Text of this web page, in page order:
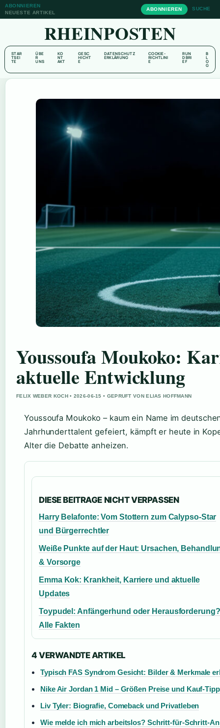
ABONNIEREN
NEUESTE ARTIKEL
ABONNIEREN SUCHE
RHEINPOSTEN
STAR
TSEI
TE
ÜBE
R
UNS
KO
NT
AKT
GESC
HICHT
E
DATENSCHUTZ
ERKLÄRUNG
COOKIE-
RICHTLINI
E
RUN
DBRI
EF
B
L
O
G
Youssoufa Moukoko:
aktuelle Entwicklung
FELIX WEBER KOCH • 2026-06-15 • GEPRUFT VON ELIAS HOFFMANN
Youssoufa Moukoko – kaum ein Name im
Jahrhunderttalent gefeiert, kämpft er heute in
Alter die Debatte anheizen.
DIESE BEITRAGE NICHT VERPASSEN
Harry Belafonte: Vom Stottern zum Calypso-Star
und Bürgerrechtler
Weiße Punkte auf der Haut: Ursachen,
& Vorsorge
Emma Kok: Krankheit, Karriere und aktuelle
Updates
Toypudel: Anfängerhund oder Herausforderung?
Alle Fakten
4 VERWANDTE ARTIKEL
Typisch FAS Syndrom Gesicht: Bilder & Merkmale
Nike Air Jordan 1 Mid – Größen Preise und Kauf-
Liv Tyler: Biografie, Comeback und Privatleben
Wie melde ich mich arbeitslos? Schritt-für-Schritt-